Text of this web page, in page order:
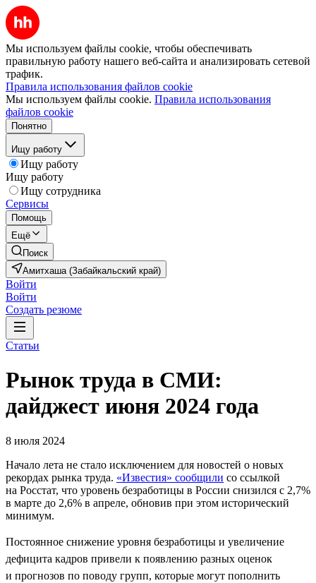
Мы используем файлы cookie, чтобы обеспечивать
правильную работу нашего веб-сайта и анализировать сетевой
трафик.
Правила использования файлов cookie
Мы используем файлы cookie. Правила использования
файлов cookie
Понятно
Ищу работу
Ищу работу
Ищу работу
Ищу сотрудника
Сервисы
Помощь
Ещё
Поиск
Амитхаша (Забайкальский край)
Войти
Войти
Создать резюме
Статьи
Рынок труда в СМИ:
дайджест июня 2024 года
8 июля 2024
Начало лета не стало исключением для новостей о новых
рекордах рынка труда. «Известия» сообщили со ссылкой
на Росстат, что уровень безработицы в России снизился с 2,7%
в марте до 2,6% в апреле, обновив при этом исторический
минимум.
Постоянное снижение уровня безработицы и увеличение
дефицита кадров привели к появлению разных оценок
и прогнозов по поводу групп, которые могут пополнить